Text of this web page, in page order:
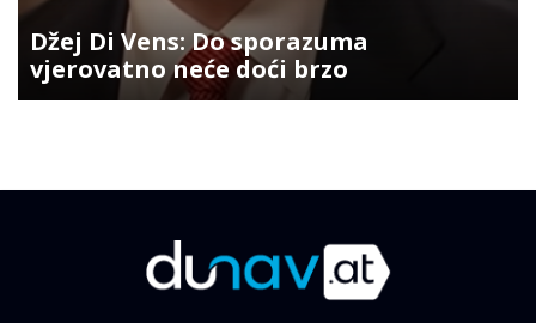
Džej Di Vens: Do sporazuma
vjerovatno neće doći brzo